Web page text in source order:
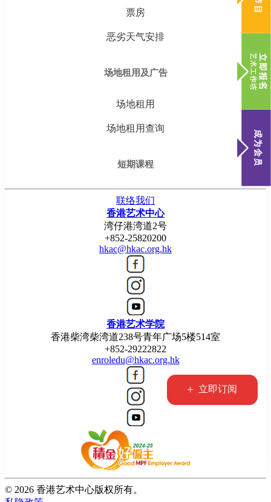
+ 立即订阅
票房
恶劣天气安排
场地租用及广告
场地租用
场地租用查询
短期课程
联络我们
香港艺术中心
湾仔港湾道2号
+852-25820200
hkac@hkac.org.hk
香港艺术学院
香港柴湾柴湾道238号青年广场5楼514室
+852-29222822
enroledu@hkac.org.hk
© 2026 香港艺术中心版权所有。